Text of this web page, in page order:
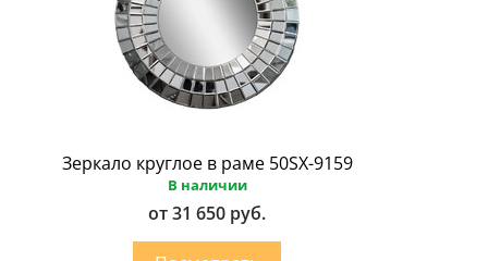
Зеркало круглое в раме 50SX-9159
В наличии
от 31 650 руб.